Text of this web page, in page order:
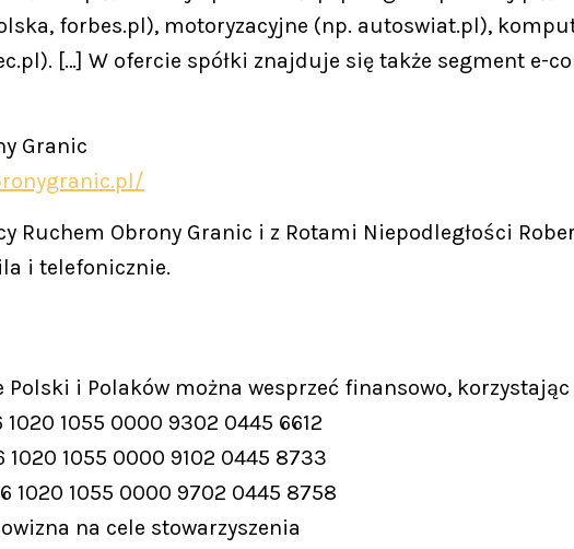
forbes.pl), motoryzacyjne (np. autoswiat.pl),
[…] W ofercie spółki znajduje się także segment e-
Granic
Ruchem Obrony Granic i z Rotami Niepodległości
i telefonicznie.
Polski i Polaków można wesprzeć finansowo,
1020 1055 0000 9302 0445 6612
1020 1055 0000 9102 0445 8733
1020 1055 0000 9702 0445 8758
na cele stowarzyszenia